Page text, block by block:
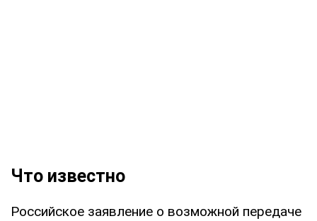
Что известно
Российское заявление о возможной передаче